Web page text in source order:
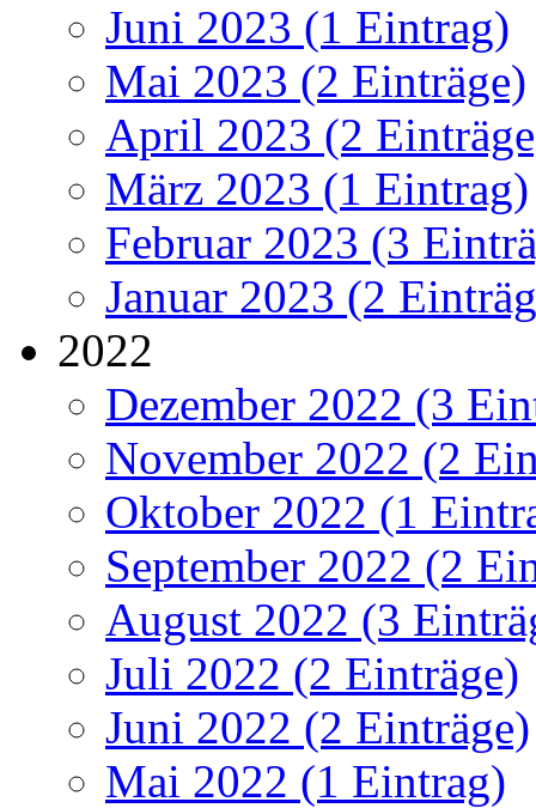
Juni 2023 (1 Eintrag)
Mai 2023 (2 Einträge)
April 2023 (2
März 2023 (1 Eintrag)
Februar 2023 (3
Januar 2023 (2
2022
Dezember 2022 (3
November 2022 (2
Oktober 2022 (1
September 2022 (2
August 2022 (3
Juli 2022 (2 Einträge)
Juni 2022 (2 Einträge)
Mai 2022 (1 Eintrag)